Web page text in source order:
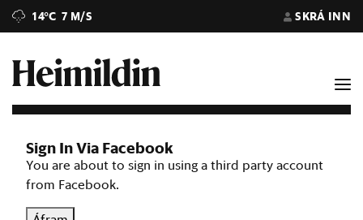
14°C 7 M/S SKRÁ INN
Sign In Via Facebook
You are about to sign in using a third party account
from Facebook.